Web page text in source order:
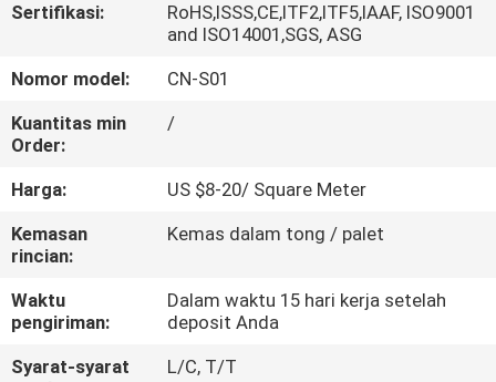
PABRIK
KUALITAS
HUBUNGI
KAMI
PERMINTAAN
PENAWARAN
Sertifikasi:
RoHS,ISSS,CE,ITF2,ITF5,IAAF, ISO9001
and ISO14001,SGS, ASG
Nomor model:
CN-S01
Kuantitas min
Order:
/
Harga:
US $8-20/ Square Meter
Kemasan
rincian:
Kemas dalam tong / palet
Waktu
pengiriman:
Dalam waktu 15 hari kerja setelah
deposit Anda
Syarat-syarat
L/C, T/T